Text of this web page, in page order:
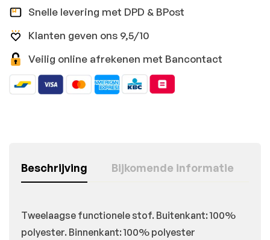
Snelle levering met DPD & BPost
Klanten geven ons 9,5/10
Veilig online afrekenen met Bancontact
Beschrijving Bijkomende informatie
Tweelaagse functionele stof. Buitenkant: 100%
polyester. Binnenkant: 100% polyester